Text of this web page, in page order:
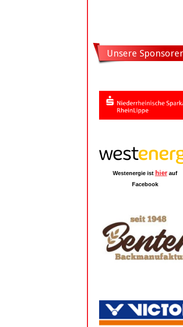
Unsere
Westenergie ist hierauf
Facebook